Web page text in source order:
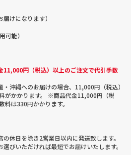
届けになります）
可能）
11,000円（税込）以上のご注文で代引手数
沖縄へのお届けの場合、11,000円（税込）
がかかります。 ※商品代金11,000円（税
料は330円かかります。
休日を除き2営業日以内に発送致します。
選びいただければ最短でお届けいたします。